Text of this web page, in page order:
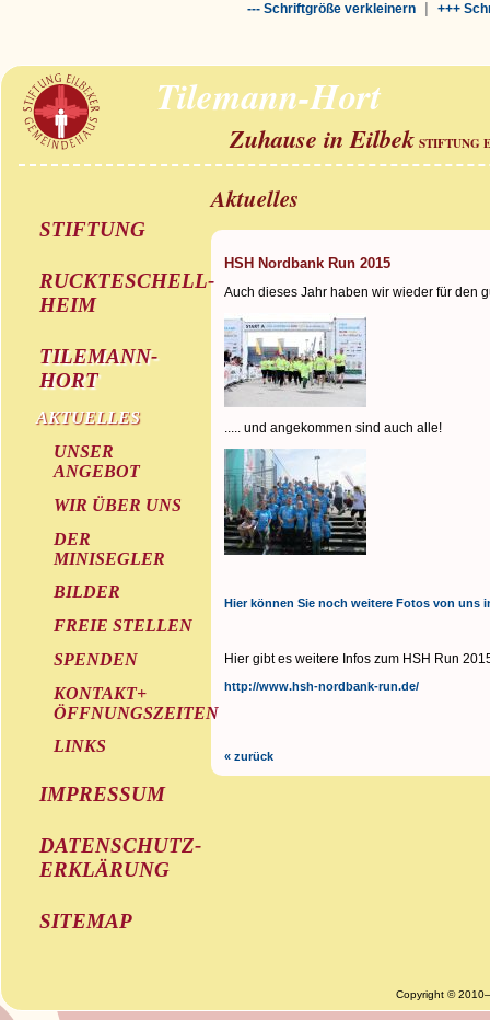
--- Schriftgröße verkleinern| +++
Tilemann-Hort
Zuhause in Eilbek STIFTUNG
STIFTUNG
RUCKTESCHELL-
HEIM
TILEMANN-
HORT
AKTUELLES
UNSER
ANGEBOT
WIR ÜBER UNS
DER
MINISEGLER
BILDER
FREIE STELLEN
SPENDEN
KONTAKT+
ÖFFNUNGSZEITEN
LINKS
IMPRESSUM
DATENSCHUTZ-
ERKLÄRUNG
SITEMAP
Aktuelles
HSH Nordbank Run 2015
Auch dieses Jahr haben wir wieder für den
..... und angekommen sind auch alle!
Hier können Sie noch weitere Fotos von uns
Hier gibt es weitere Infos zum HSH Run
http://www.hsh-nordbank-run.de/
« zurück
Copyright ©